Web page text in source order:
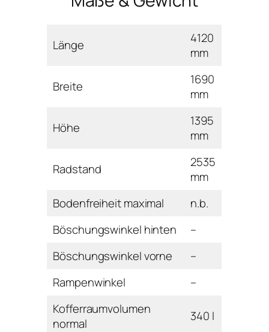
Länge
4120
mm
Breite
1690
mm
Höhe
1395
mm
Radstand
2535
mm
Bodenfreiheit maximal
n.b.
Böschungswinkel hinten
–
Böschungswinkel vorne
–
Rampenwinkel
–
Kofferraumvolumen
normal
340 l